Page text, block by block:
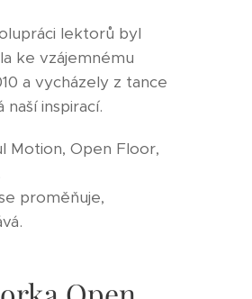
lektorů byl
ke vzájemnému
a vycházely z tance
inspirací.
Motion, Open Floor,
proměňuje,